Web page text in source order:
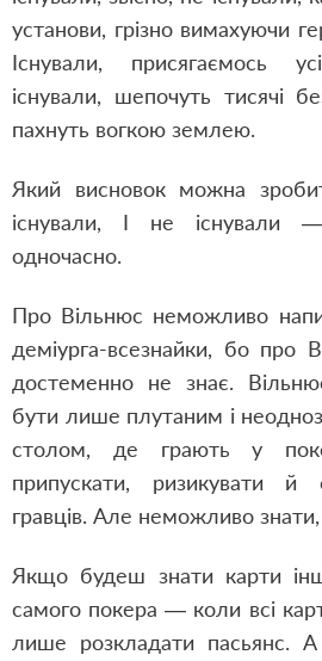
установи, грізно вимахуючи
Існували, присягаємось
існували, шепочуть тисячі
пахнуть вогкою землею.
Який висновок можна
існували, І не існували
одночасно.
Про Вільнюс неможливо
деміурга-всезнайки, бо про
достеменно не знає.
бути лише плутаним і
столом, де грають у
припускати, ризикувати й
гравців. Але неможливо знати,
Якщо будеш знати карти
самого покера — коли всі
лише розкладати пасьянс.